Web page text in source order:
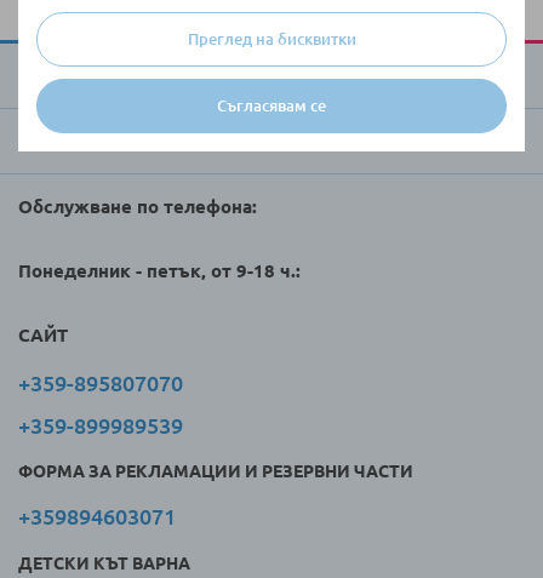
Съгласявам се
Преглед на бисквитки
За Raya Toys
Обслужване по телефона:
Понеделник - петък, от 9-18 ч.:
САЙТ
+359-895807070
+359-899989539
ФОРМА ЗА РЕКЛАМАЦИИ И РЕЗЕРВНИ ЧАСТИ
+359894603071
ДЕТСКИ КЪТ ВАРНА